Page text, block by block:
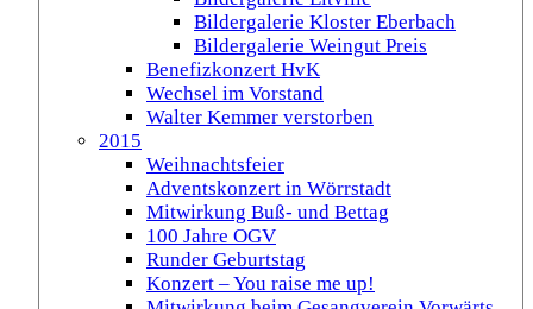
Bildergalerie Kloster Eberbach
Bildergalerie Weingut Preis
Benefizkonzert HvK
Wechsel im Vorstand
Walter Kemmer verstorben
2015
Weihnachtsfeier
Adventskonzert in Wörrstadt
Mitwirkung Buß- und Bettag
100 Jahre OGV
Runder Geburtstag
Konzert – You raise me up!